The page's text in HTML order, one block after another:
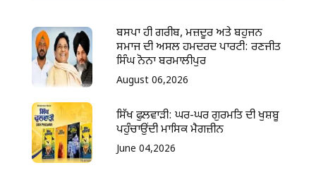
ਬਸਪਾ ਹੀ ਗਰੀਬ, ਮਜ਼ਦੂਰ ਅਤੇ ਬਹੁਜਨ
ਸਮਾਜ ਦੀ ਅਸਲ ਹਮਦਰਦ ਪਾਰਟੀ: ਰਣਜੀਤ
ਸਿੰਘ ਨੋਨਾ ਬਰਮਾਲੀਪੁਰ
August 06,2026
ਸਿੱਖ ਫੁਲਵਾੜੀ: ਘਰ-ਘਰ ਗੁਰਮਤਿ ਦੀ ਖੁਸ਼ਬੂ
ਪਹੁੰਚਾਉਂਦੀ ਮਾਸਿਕ ਮੈਗਜ਼ੀਨ
June 04,2026